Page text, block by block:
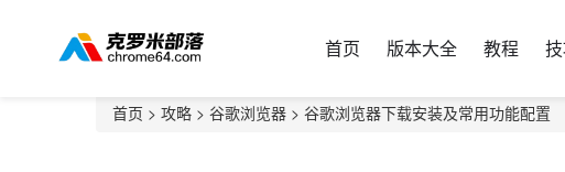
首页 版本大全 教程
首页 > 攻略 > 谷歌浏览器 > 谷歌浏览器下载安装及常用功能配置